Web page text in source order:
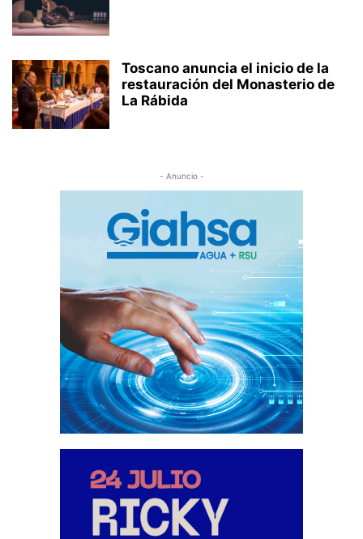
Toscano anuncia el inicio de la
restauración del Monasterio de
La Rábida
- Anuncio -